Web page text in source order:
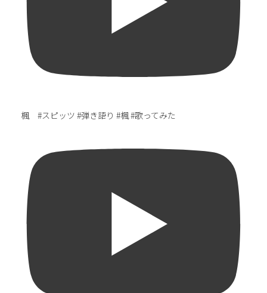
楓 #スピッツ #弾き語り #楓 #歌ってみた